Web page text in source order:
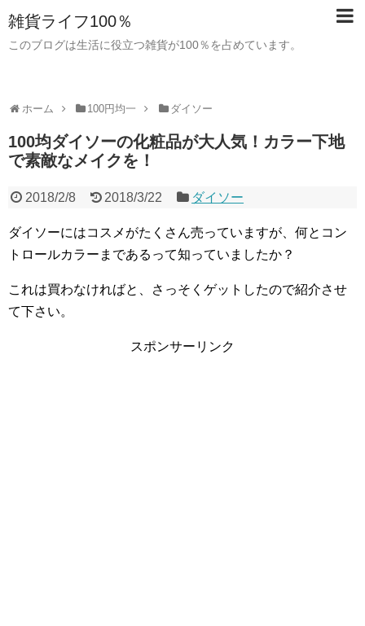
雑貨ライフ100％
このブログは生活に役立つ雑貨が100％を占めています。
ホーム 100円均一 ダイソー
100均ダイソーの化粧品が大人気！カラー下地
で素敵なメイクを！
2018/2/8 2018/3/22 ダイソー
ダイソーにはコスメがたくさん売っていますが、何とコン
トロールカラーまであるって知っていましたか？
これは買わなければと、さっそくゲットしたので紹介させ
て下さい。
スポンサーリンク